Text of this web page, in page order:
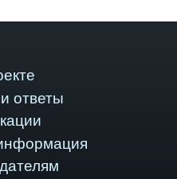
ответы